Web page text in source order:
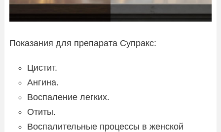
Показания для препарата Супракс:
Цистит.
Ангина.
Воспаление легких.
Отиты.
Воспалительные процессы в женской